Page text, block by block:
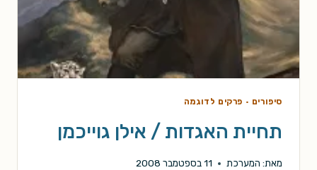
סיפורים · פרקים לדוגמה
תחיית האגדות / אילן גוייכמן
מאת: המערכת 11 בספטמבר 2008